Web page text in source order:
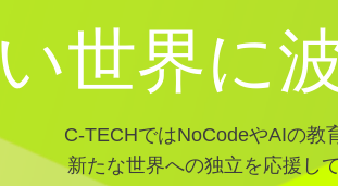
世界に
C-TECHではNoCodeやAIの教
新たな世界への独立を応援して